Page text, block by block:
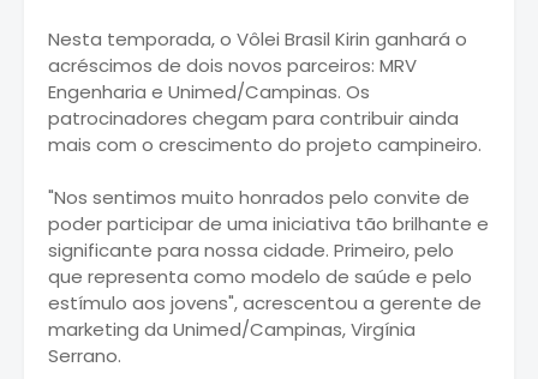
Nesta temporada, o Vôlei Brasil Kirin ganhará o
acréscimos de dois novos parceiros: MRV
Engenharia e Unimed/Campinas. Os
patrocinadores chegam para contribuir ainda
mais com o crescimento do projeto campineiro.
"Nos sentimos muito honrados pelo convite de
poder participar de uma iniciativa tão brilhante e
significante para nossa cidade. Primeiro, pelo
que representa como modelo de saúde e pelo
estímulo aos jovens", acrescentou a gerente de
marketing da Unimed/Campinas, Virgínia
Serrano.